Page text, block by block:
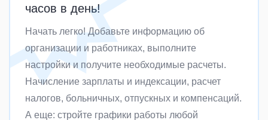
часов в день!
Начать легко! Добавьте информацию об
организации и работниках, выполните
настройки и получите необходимые расчеты.
Начисление зарплаты и индексации, расчет
налогов, больничных, отпускных и компенсаций.
А еще: стройте графики работы любой